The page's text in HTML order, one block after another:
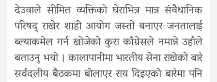
देउवाले सीमित व्यक्तिको घेराभित्र मात्र संवैधानिक
परिषद् राखेर शाही आयोग जस्तो बनाएर जनतालाई
ब्ल्याकमेल गर्न खोजेको कुरा काँग्रेसले नमान्ने उहाँले
बताउनु भयो । कालापानीमा भारतीय सेना राखेको बारे
सर्वदलीय बैठकमा बोलाएर राय दिइएको बारेमा पनि